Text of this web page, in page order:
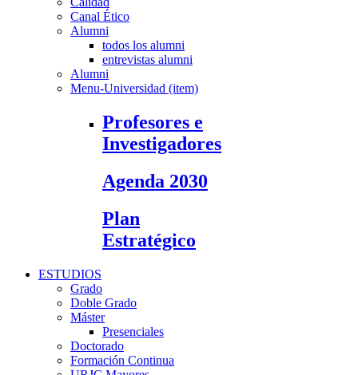
Canal Ético
Alumni
todos los alumni
entrevistas alumni
Alumni
Menu-Universidad (item)
Profesores e
Investigadores
Agenda 2030
Plan
Estratégico
ESTUDIOS
Grado
Doble Grado
Máster
Presenciales
Doctorado
Formación Continua